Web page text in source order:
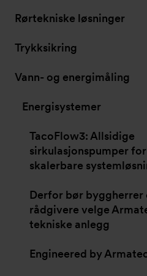
Rørtekniske løsninger
Trykksikring
Vann- og energimåling
Energisystemer
TacoFlow3: Allsidige
sirkulasjonspumper for
skalerbare
Derfor bør byggherrer
rådgivere velge
tekniske anlegg
Engineered by